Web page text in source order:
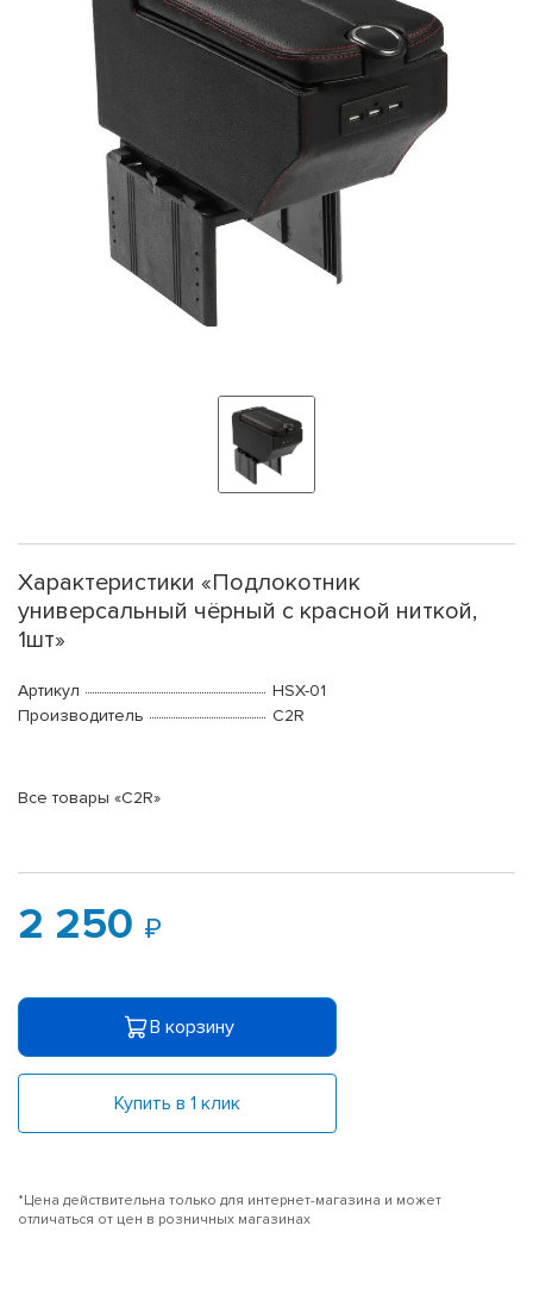
Характеристики «Подлокотник
универсальный чёрный с красной ниткой,
1шт»
Артикул
HSX-01
Производитель
C2R
Все товары «C2R»
2 250
В корзину
Купить в 1 клик
*Цена действительна только для интернет-магазина и может
отличаться от цен в розничных магазинах